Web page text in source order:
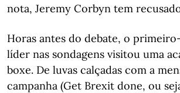
nota, Jeremy Corbyn tem
Horas antes do debate, o
líder nas sondagens visitou uma
boxe. De luvas calçadas com a
campanha (Get Brexit done, ou